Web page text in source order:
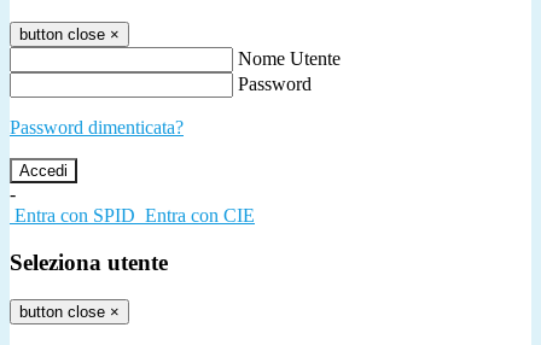
button close ×
Nome Utente
Password
Password dimenticata?
-
Entra con SPID Entra con CIE
Seleziona utente
button close ×